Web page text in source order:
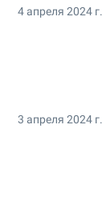
4 апреля 2024 г.
3 апреля 2024 г.